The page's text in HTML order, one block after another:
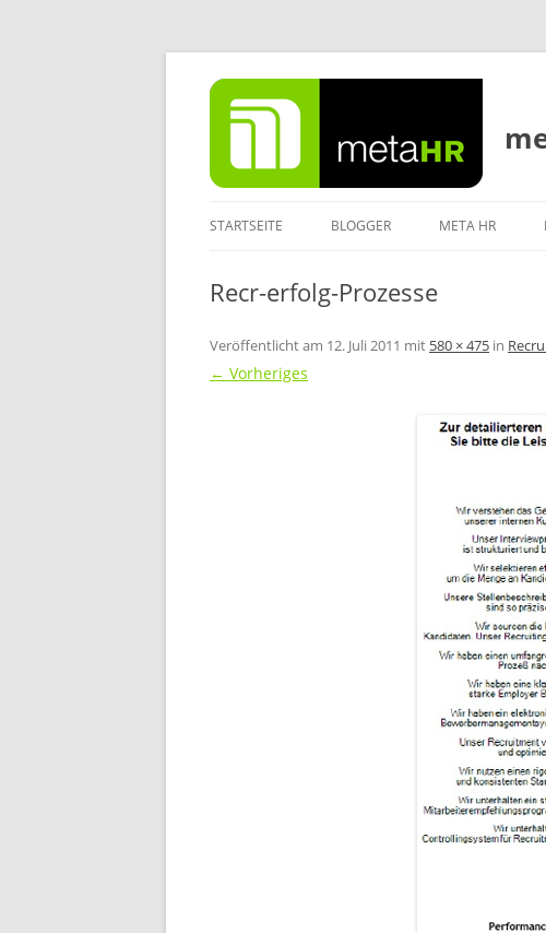
Zum
Inhalt
springen
STARTSEITE BLOGGER META HR
Recr-erfolg-Prozesse
Veröffentlicht am 12. Juli 2011 mit 580 × 475 in
← Vorheriges